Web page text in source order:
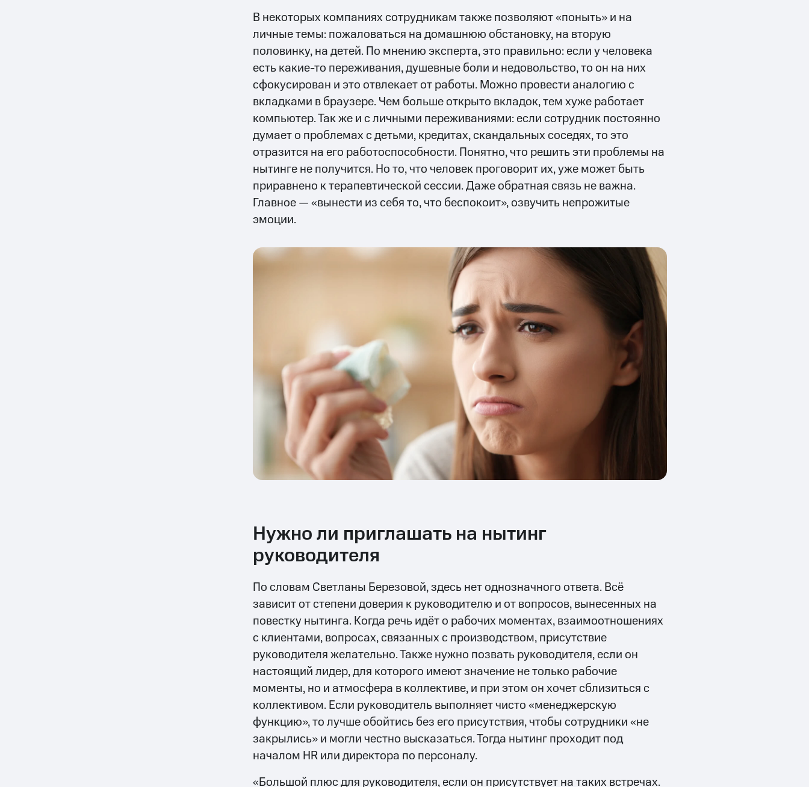
В некоторых компаниях сотрудникам также позволяют «поныть» и на
личные темы: пожаловаться на домашнюю обстановку, на вторую
половинку, на детей. По мнению эксперта, это правильно: если у человека
есть какие-то переживания, душевные боли и недовольство, то он на них
сфокусирован и это отвлекает от работы. Можно провести аналогию с
вкладками в браузере. Чем больше открыто вкладок, тем хуже работает
компьютер. Так же и с личными переживаниями: если сотрудник постоянно
думает о проблемах с детьми, кредитах, скандальных соседях, то это
отразится на его работоспособности. Понятно, что решить эти проблемы на
нытинге не получится. Но то, что человек проговорит их, уже может быть
приравнено к терапевтической сессии. Даже обратная связь не важна.
Главное — «вынести из себя то, что беспокоит», озвучить непрожитые
эмоции.
Нужно ли приглашать на нытинг
руководителя
По словам Светланы Березовой, здесь нет однозначного ответа. Всё
зависит от степени доверия к руководителю и от вопросов, вынесенных на
повестку нытинга. Когда речь идёт о рабочих моментах, взаимоотношениях
с клиентами, вопросах, связанных с производством, присутствие
руководителя желательно. Также нужно позвать руководителя, если он
настоящий лидер, для которого имеют значение не только рабочие
моменты, но и атмосфера в коллективе, и при этом он хочет сблизиться с
коллективом. Если руководитель выполняет чисто «менеджерскую
функцию», то лучше обойтись без его присутствия, чтобы сотрудники «не
закрылись» и могли честно высказаться. Тогда нытинг проходит под
началом HR или директора по персоналу.
«Большой плюс для руководителя, если он присутствует на таких встречах.